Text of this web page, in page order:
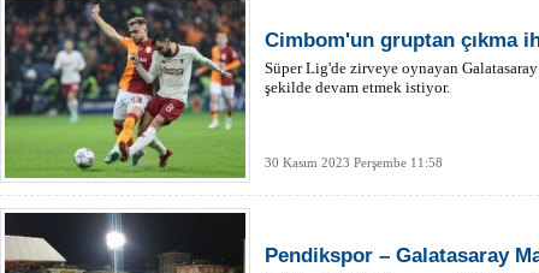
Cimbom'un gruptan çıkma
Süper Lig'de zirveye oynayan
şekilde devam etmek istiyor.
30 Kasım 2023 Perşembe 11:58
Pendikspor – Galatasaray